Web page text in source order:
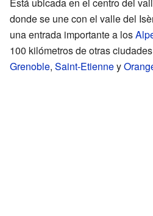
donde se une con el valle del
una entrada importante a los
100 kilómetros de otras
Grenoble, Saint-Etienney